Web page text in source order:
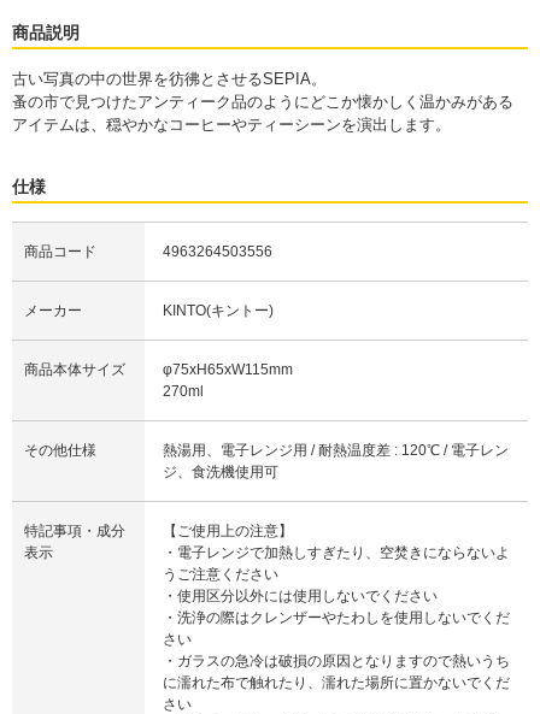
商品説明
古い写真の中の世界を彷彿とさせるSEPIA。
蚤の市で見つけたアンティーク品のようにどこか懐かしく温かみがある
アイテムは、穏やかなコーヒーやティーシーンを演出します。
仕様
商品コード 4963264503556
メーカー KINTO(キントー)
商品本体サイズ
φ75xH65xW115mm
270ml
その他仕様
熱湯用、電子レンジ用 / 耐熱温度差 : 120℃ / 電子レン
ジ、食洗機使用可
特記事項・成分
表示
【ご使用上の注意】
・電子レンジで加熱しすぎたり、空焚きにならないよ
うご注意ください
・使用区分以外には使用しないでください
・洗浄の際はクレンザーやたわしを使用しないでくだ
さい
・ガラスの急冷は破損の原因となりますので熱いうち
に濡れた布で触れたり、濡れた場所に置かないでくだ
さい